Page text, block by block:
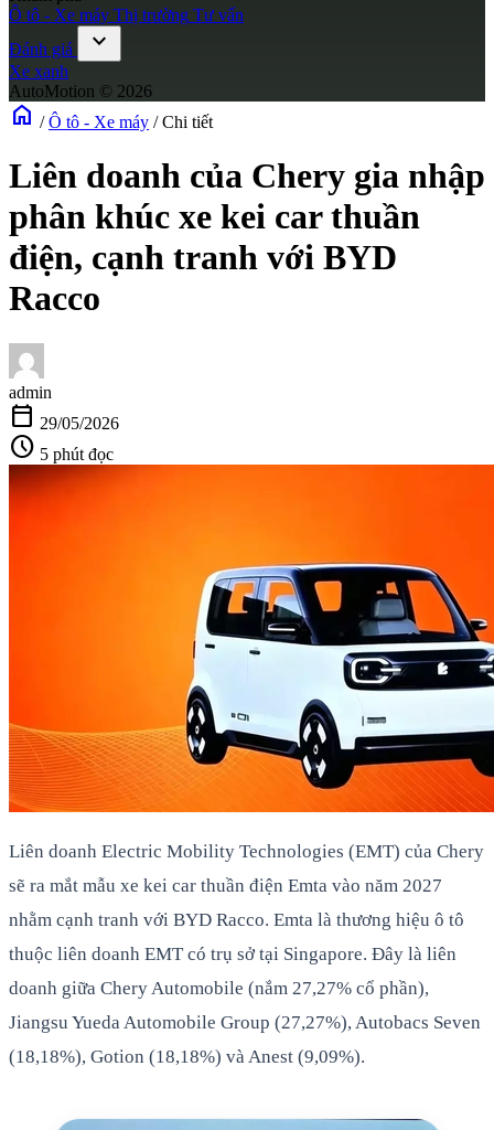
Ô tô - Xe máy Thị trường Tư vấn
Đánh giá
expand_more
Xe xanh
AutoMotion © 2026
home / Ô tô - Xe máy / Chi tiết
Liên doanh của Chery gia nhập
phân khúc xe kei car thuần
điện, cạnh tranh với BYD
Racco
admin
calendar_today 29/05/2026
schedule 5 phút đọc
Liên doanh Electric Mobility Technologies (EMT) của Chery
sẽ ra mắt mẫu xe kei car thuần điện Emta vào năm 2027
nhằm cạnh tranh với BYD Racco. Emta là thương hiệu ô tô
thuộc liên doanh EMT có trụ sở tại Singapore. Đây là liên
doanh giữa Chery Automobile (nắm 27,27% cổ phần),
Jiangsu Yueda Automobile Group (27,27%), Autobacs Seven
(18,18%), Gotion (18,18%) và Anest (9,09%).